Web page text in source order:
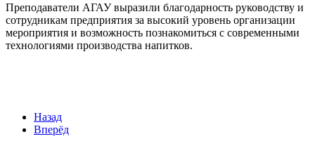
Преподаватели АГАУ выразили благодарность руководству и
сотрудникам предприятия за высокий уровень организации
мероприятия и возможность познакомиться с современными
технологиями производства напитков.
Назад
Вперёд